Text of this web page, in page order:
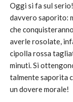
Oggi si fa sul
davvero saporito:
che
averle rosolate,
cipolla rossa
minuti. Si
talmente saporita
un dovere morale!